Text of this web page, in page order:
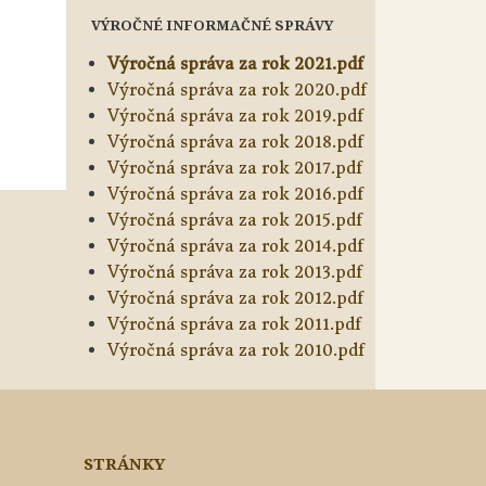
VÝROČNÉ INFORMAČNÉ SPRÁVY
Výročná správa za rok 2021.pdf
Výročná správa za rok 2020.pdf
Výročná správa za rok 2019.pdf
Výročná správa za rok 2018.pdf
Výročná správa za rok 2017.pdf
Výročná správa za rok 2016.pdf
Výročná správa za rok 2015.pdf
Výročná správa za rok 2014.pdf
Výročná správa za rok 2013.pdf
Výročná správa za rok 2012.pdf
Výročná správa za rok 2011.pdf
Výročná správa za rok 2010.pdf
STRÁNKY